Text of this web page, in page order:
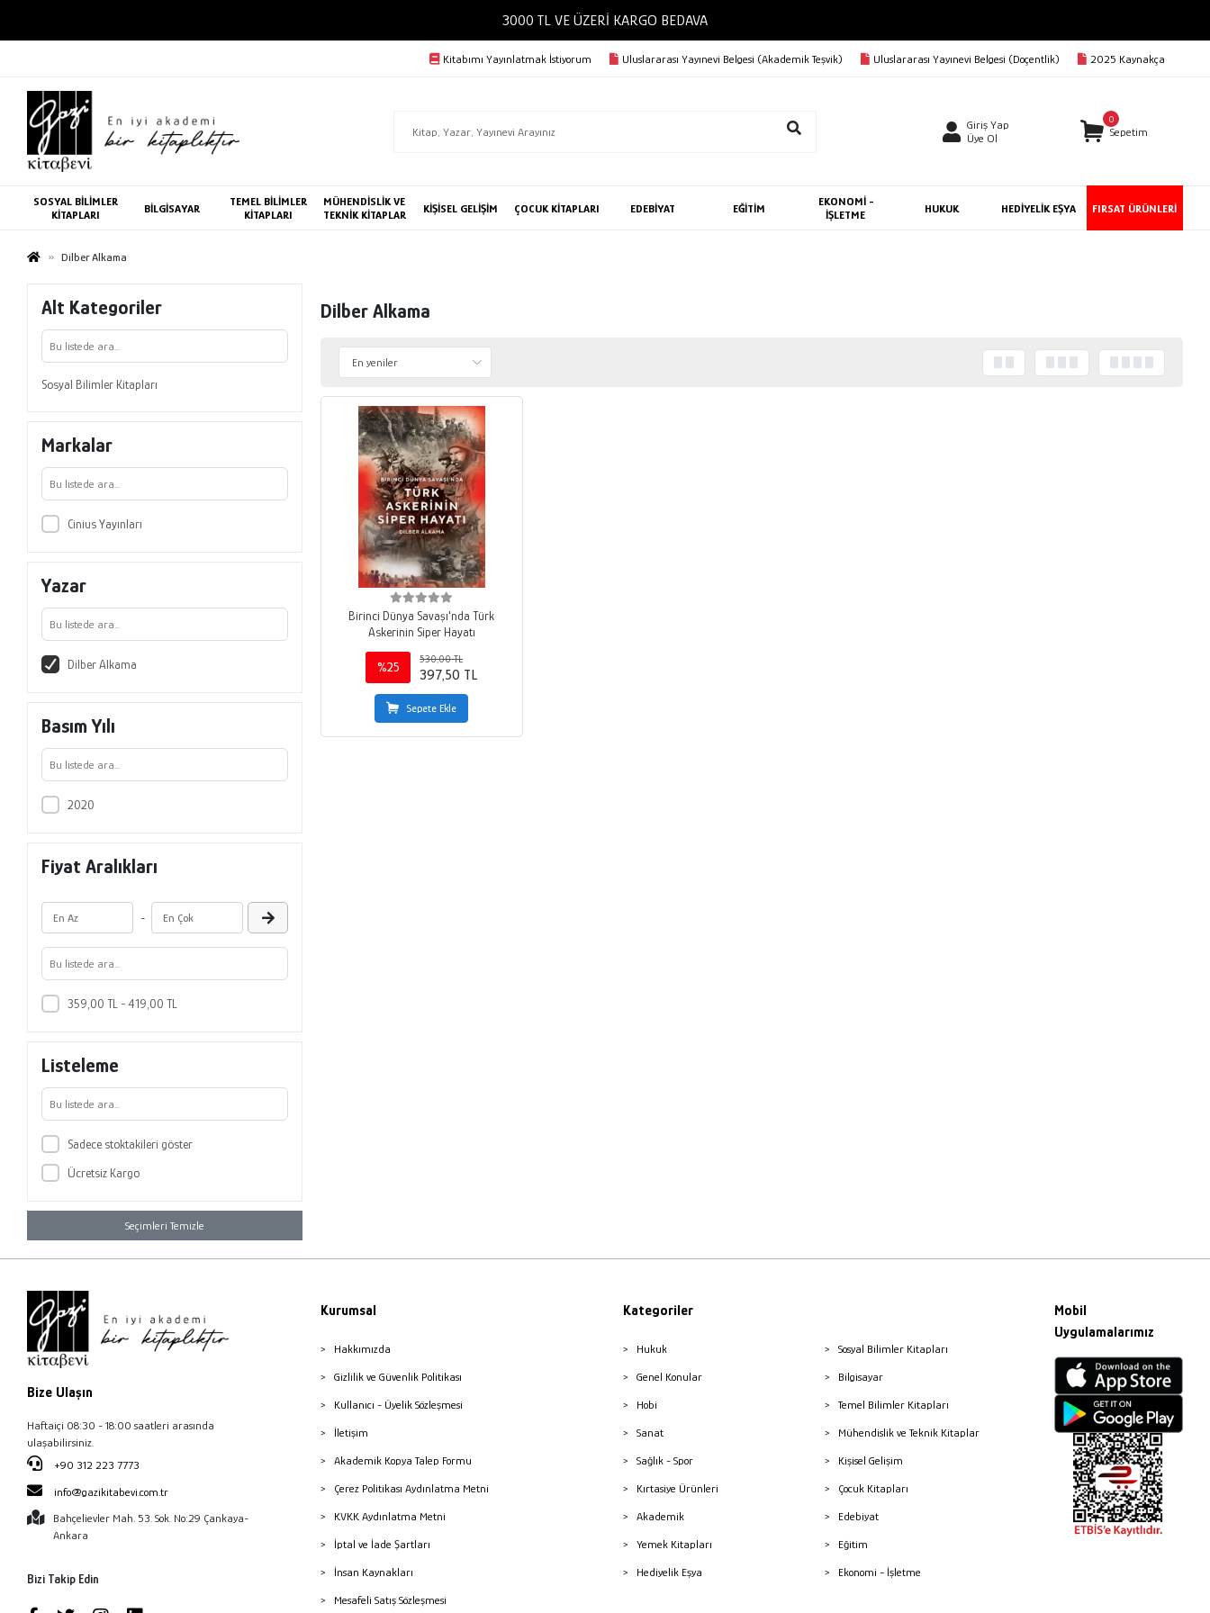
3000 TL VE ÜZERİ KARGO BEDAVA
Kitabımı Yayınlatmak İstiyorum Uluslararası Yayınevi Belgesi (Akademik Teşvik) Uluslararası Yayınevi Belgesi (Doçentlik) 2025 Kaynakça
Giriş Yap
Üye Ol
0
Sepetim
SOSYAL BİLİMLER
KİTAPLARI
BİLGİSAYAR
TEMEL BİLİMLER
KİTAPLARI
MÜHENDİSLİK VE
TEKNİK KİTAPLAR
KİŞİSEL GELİŞİM ÇOCUK KİTAPLARI EDEBİYAT EĞİTİM
EKONOMİ -
İŞLETME
HUKUK HEDİYELİK EŞYA FIRSAT ÜRÜNLERİ
Dilber Alkama
Alt Kategoriler
Sosyal Bilimler Kitapları
Markalar
Cinius Yayınları
Yazar
Dilber Alkama
Basım Yılı
2020
Fiyat Aralıkları
-
359,00 TL - 419,00 TL
Listeleme
Sadece stoktakileri göster
Ücretsiz Kargo
Seçimleri Temizle
Dilber Alkama
Birinci Dünya Savaşı'nda Türk
Askerinin Siper Hayatı
%25
530,00 TL
397,50 TL
Sepete Ekle
Bize Ulaşın
Haftaiçi 08:30 - 18:00 saatleri arasında
ulaşabilirsiniz.
+90 312 223 7773
info@gazikitabevi.com.tr
Bahçelievler Mah. 53. Sok. No:29 Çankaya-
Ankara
Bizi Takip Edin
Kurumsal
Hakkımızda
Gizlilik ve Güvenlik Politikası
Kullanıcı - Üyelik Sözleşmesi
İletişim
Akademik Kopya Talep Formu
Çerez Politikası Aydınlatma Metni
KVKK Aydınlatma Metni
İptal ve İade Şartları
İnsan Kaynakları
Mesafeli Satış Sözleşmesi
Kategoriler
Hukuk
Genel Konular
Hobi
Sanat
Sağlık - Spor
Kırtasiye Ürünleri
Akademik
Yemek Kitapları
Hediyelik Eşya
Sosyal Bilimler Kitapları
Bilgisayar
Temel Bilimler Kitapları
Mühendislik ve Teknik Kitaplar
Kişisel Gelişim
Çocuk Kitapları
Edebiyat
Eğitim
Ekonomi - İşletme
Mobil
Uygulamalarımız